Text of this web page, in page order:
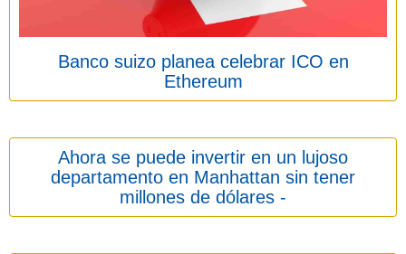
Banco suizo planea celebrar ICO en
Ethereum
Ahora se puede invertir en un lujoso
departamento en Manhattan sin tener
millones de dólares -